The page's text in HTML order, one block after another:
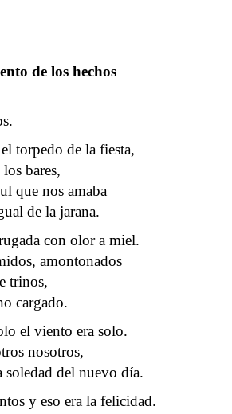
de los hechos
torpedo de la fiesta,
bares,
que nos amaba
de la jarana.
con olor a miel.
amontonados
trinos,
cargado.
el viento era solo.
nosotros,
soledad del nuevo día.
y eso era la felicidad.